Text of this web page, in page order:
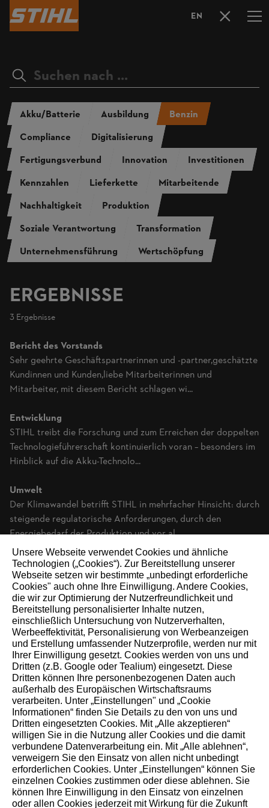
EN
Akku/Batterie Ausbildung
Benzin
Compliance
Digitalisierung
Fertigungsverbund
Innovation
Investitionen
Kennzahlen
Lieferkette
Mitarbeitende
Nachhaltigkeit
Produktion
Soziale Verantwortung
Transformation
Unternehmensführung
Wertschöpfung
ERGEBNISSE
3 Ergebnisse
Bericht des Vorstands
Sehr geehrte Geschäftspartnerinnen und -partner,geschätzte
Kundinnen und Kunden,liebe Mitarbeiterinnen und
Mitarbeiter, mit diesem Bericht schlagen wi...
Entwicklung
STIHL treibt die Forschung und zum Erreichen der doppelten
Technologieführerschaft kontinuierlich voran – besonders im
Hinblick auf die Akku-Technolo...
Umwelt
Der Klimawandel betrifft STIHL in mehrfacher Hinsicht: durch
steigende regulatorische Anforderungen, durch den
Energiebedarf der Produktion und vor al...
WEITEREMPFEHLEN
Über STIHL
Die STIHL Gruppe ist ein international tätiger Weltmarkt-
und Technologieführer. Als langfristig orientiertes
Familienunternehmen erleichtert STIHL seit 1926 den
Menschen die Arbeit mit und in der Natur. Wir begeistern
unsere Kundinnen und Kunden mit innovativen akku- und
benzinbetriebenen Geräten für die Forst- und Landwirtschaft
sowie für die Landschaftspflege, die Bauwirtschaft und
private Haushalte. Unser globales Netzwerk umfasst
Produktionsgesellschaften in acht Ländern sowie 40 eigene
Vertriebs- und Marketinggesellschaften, rund 100 Importeure
Unsere Webseite verwendet Cookies und ähnliche
Technologien („Cookies“). Zur Bereitstellung unserer
Webseite setzen wir bestimmte „unbedingt erforderliche
Cookies" auch ohne Ihre Einwilligung. Andere Cookies,
die wir zur Optimierung der Nutzerfreundlichkeit und
Bereitstellung personalisierter Inhalte nutzen,
einschließlich Untersuchung von Nutzerverhalten,
Werbeeffektivität, Personalisierung von Werbeanzeigen
und Erstellung umfassender Nutzerprofile, werden nur mit
Ihrer Einwilligung gesetzt. Cookies werden von uns und
Dritten (z.B. Google oder Tealium) eingesetzt. Diese
Dritten können Ihre personenbezogenen Daten auch
außerhalb des Europäischen Wirtschaftsraums
verarbeiten. Unter „Einstellungen" und „Cookie
Informationen“ finden Sie Details zu den von uns und
Dritten eingesetzten Cookies. Mit „Alle akzeptieren“
willigen Sie in die Nutzung aller Cookies und die damit
verbundene Datenverarbeitung ein. Mit „Alle ablehnen“,
verweigern Sie den Einsatz von allen nicht unbedingt
erforderlichen Cookies. Unter „Einstellungen“ können Sie
einzelnen Cookies zustimmen oder diese ablehnen. Sie
können Ihre Einwilligung in den Einsatz von einzelnen
oder allen Cookies jederzeit mit Wirkung für die Zukunft